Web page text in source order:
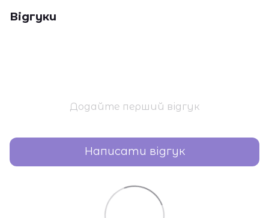
Відгуки
Додайте перший відгук
Написати відгук